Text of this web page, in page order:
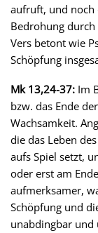
aufruft, und noch
Bedrohung durch
Vers betont wie
Schöpfung
Mk 13,24-37: Im
bzw. das Ende
Wachsamkeit.
die das Leben
aufs Spiel setzt,
oder erst am
aufmerksamer,
Schöpfung und
unabdingbar und